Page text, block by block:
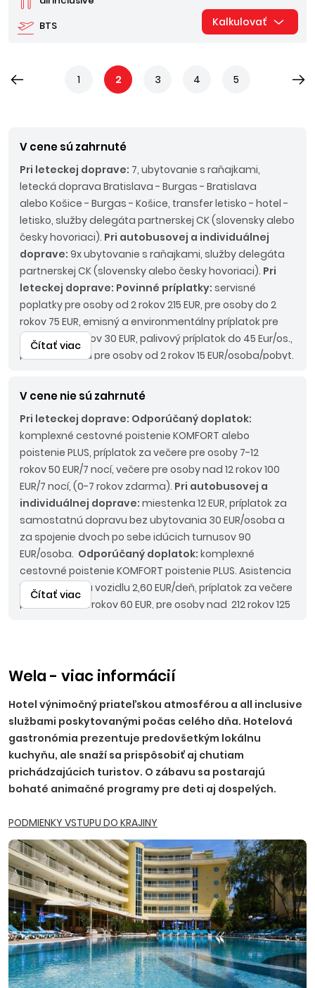
BTS Kalkulovať
1 2 3 4 5
V cene sú zahrnuté
Pri leteckej doprave: 7, ubytovanie s raňajkami,
letecká doprava Bratislava - Burgas - Bratislava
alebo Košice - Burgas - Košice, transfer letisko - hotel -
letisko, služby delegáta partnerskej CK (slovensky alebo
česky hovoriaci). Pri autobusovej a individuálnej
doprave: 9x ubytovanie s raňajkami, služby delegáta
partnerskej CK (slovensky alebo česky hovoriaci). Pri
leteckej doprave: Povinné príplatky: servisné
poplatky pre osoby od 2 rokov 215 EUR, pre osoby do 2
rokov 75 EUR, emisný a environmentálny príplatok pre
osoby od 2 rokov 30 EUR, palivový príplatok do 45 Eur/os.,
pobytová taxa pre osoby od 2 rokov 15 EUR/osoba/pobyt.
190 EUR/os.
Čítať viac
V cene nie sú zahrnuté
Pri leteckej doprave: Odporúčaný doplatok:
komplexné cestovné poistenie KOMFORT alebo
poistenie PLUS, príplatok za večere pre osoby 7-12
rokov 50 EUR/7 nocí, večere pre osoby nad 12 rokov 100
EUR/7 nocí, (0-7 rokov zdarma). Pri autobusovej a
individuálnej doprave: miestenka 12 EUR, príplatok za
samostatnú dopravu bez ubytovania 30 EUR/osoba a
za spojenie dvoch po sebe idúcich turnusov 90
EUR/osoba. Odporúčaný doplatok: komplexné
cestovné poistenie KOMFORT poistenie PLUS. Asistencia
k motorovému vozidlu 2,60 EUR/deň, príplatok za večere
pre osoby 7-12 rokov 60 EUR, pre osoby nad 212 rokov 125
EUR.Ostatné príplatky:trezor na recepcii 2,50 EUR/deň
Čítať viac
Wela - viac informácií
Hotel výnimočný priateľskou atmosférou a all inclusive
službami poskytovanými počas celého dňa. Hotelová
gastronómia prezentuje predovšetkým lokálnu
kuchyňu, ale snaží sa prispôsobiť aj chutiam
prichádzajúcich turistov. O zábavu sa postarajú
bohaté animačné programy pre deti aj dospelých.
PODMIENKY VSTUPU DO KRAJINY